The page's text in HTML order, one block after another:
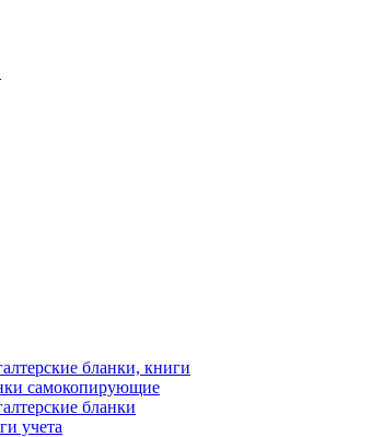
бланки, книги
самокопирующие
бланки
учета